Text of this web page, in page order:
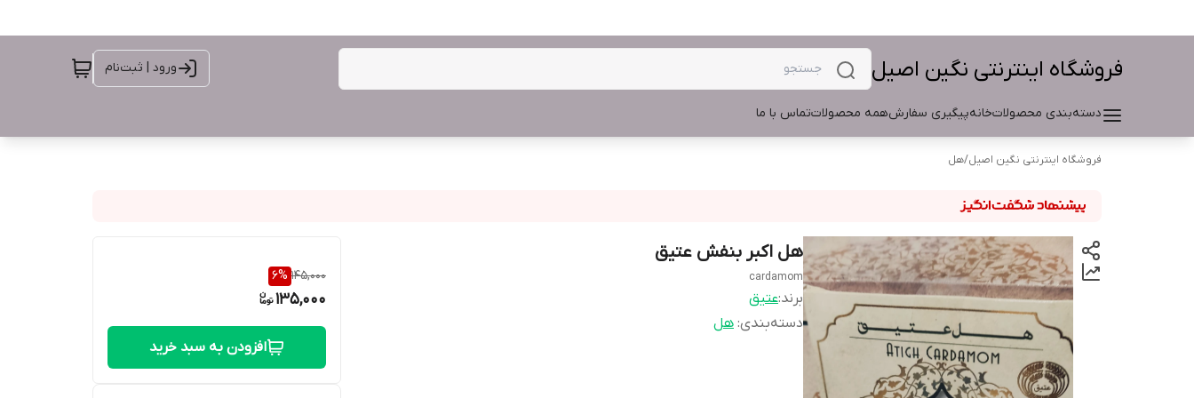
فروشگاه اینترنتی نگین اصیل ورود | ثبت‌نام
دسته‌بندی محصولاتخانهپیگیری سفارشهمه محصولاتتماس با ما
فروشگاه اینترنتی نگین اصیل/هل
هل اکبر بنفش عتیق
cardamom
برند:عتیق
دسته‌بندی: هل
145,000
6%
135,000
افزودن به سبد خرید